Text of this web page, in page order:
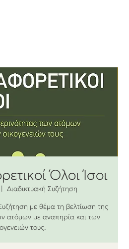
Όλοι Ίσοι
Διαδικτυακή Συζήτηση
με θέμα τη βελτίωση της
ατόμων με αναπηρία και των
τους.